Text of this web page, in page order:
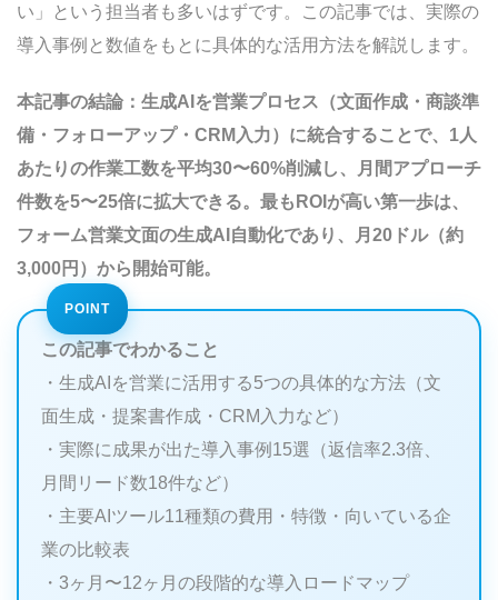
生成AI×営業の市場規模と成長率
急拡大する市場規模
日本市場でのトレンド
競合他社との差別化が急務な理由
今すぐAI営業革命を始めよう！
生成AI 営業 活用 事例の基礎知識と市場動向
定義と重要性
対象となる業界・企業
生成AIを営業に使う5つの方法
方法1：メール文・フォーム営業文の自動生
成
方法2：提案書・資料の自動作成
方法3：CRMデータの自動入力・分析
方法4：商談サポートと反論処理の強化
方法5：ターゲットリストの自動作成・スコ
アリング
生成AIを活用した営業活動の具体的な事例15選
事例1：新規開拓メール（フォーム営業）の
い」という担当者も多いはずです。この記事では、実際の
導入事例と数値をもとに具体的な活用方法を解説します。
本記事の結論：生成AIを営業プロセス（文面作成・商談準
備・フォローアップ・CRM入力）に統合することで、1人
あたりの作業工数を平均30〜60%削減し、月間アプローチ
件数を5〜25倍に拡大できる。最もROIが高い第一歩は、
フォーム営業文面の生成AI自動化であり、月20ドル（約
3,000円）から開始可能。
この記事でわかること
・生成AIを営業に活用する5つの具体的な方法（文
面生成・提案書作成・CRM入力など）
・実際に成果が出た導入事例15選（返信率2.3倍、
月間リード数18件など）
・主要AIツール11種類の費用・特徴・向いている企
業の比較表
・3ヶ月〜12ヶ月の段階的な導入ロードマップ